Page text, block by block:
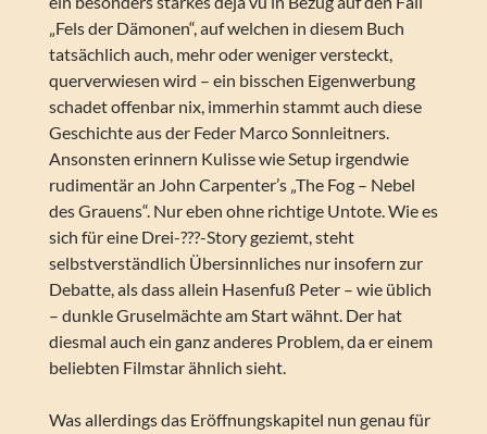
„Fels der Dämonen“, auf welchen in diesem Buch
tatsächlich auch, mehr oder weniger versteckt,
querverwiesen wird – ein bisschen Eigenwerbung
schadet offenbar nix, immerhin stammt auch diese
Geschichte aus der Feder Marco Sonnleitners.
Ansonsten erinnern Kulisse wie Setup irgendwie
rudimentär an John Carpenter’s „The Fog – Nebel
des Grauens“. Nur eben ohne richtige Untote. Wie es
sich für eine Drei-???-Story geziemt, steht
selbstverständlich Übersinnliches nur insofern zur
Debatte, als dass allein Hasenfuß Peter – wie üblich
– dunkle Gruselmächte am Start wähnt. Der hat
diesmal auch ein ganz anderes Problem, da er einem
beliebten Filmstar ähnlich sieht.
Was allerdings das Eröffnungskapitel nun genau für